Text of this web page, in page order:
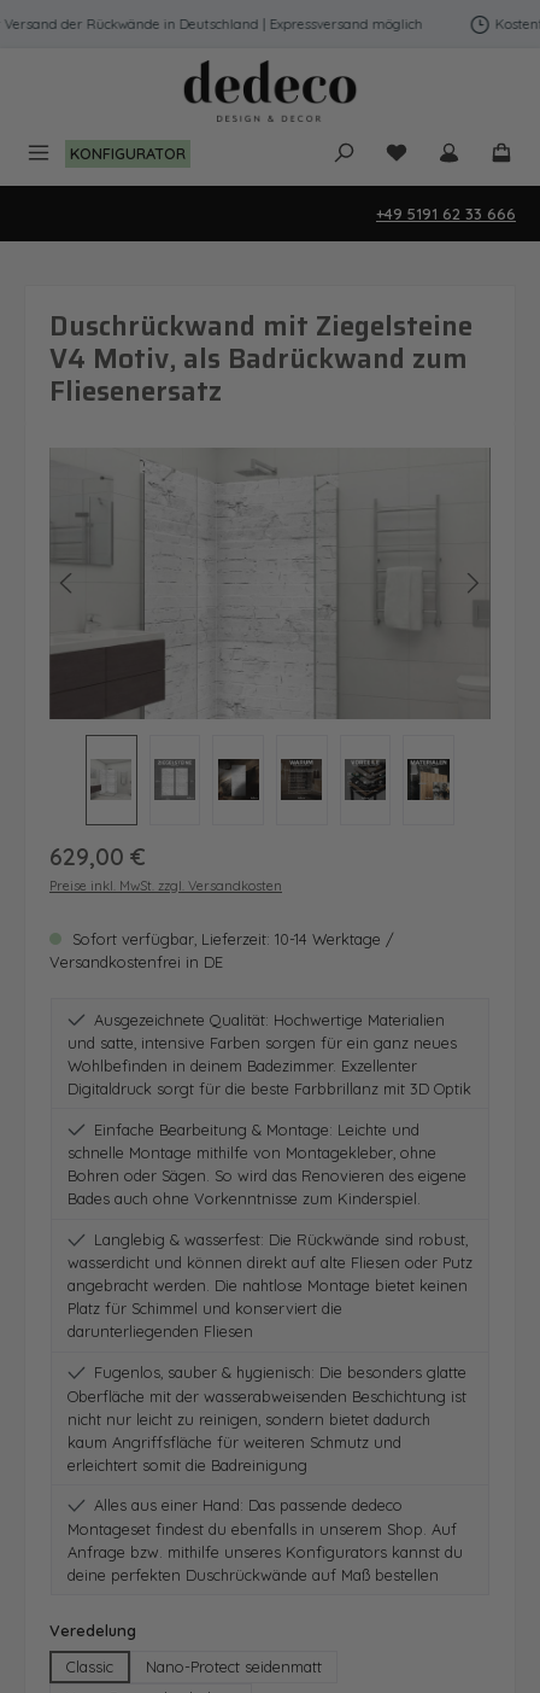
Zum Hauptinhalt springen
der Rückwände in Deutschland | Expressversand möglich
KONFIGURATOR Du hast 0
+49 5191 62 33 666
Duschrückwand mit Ziegelsteine
V4 Motiv, als Badrückwand zum
Fliesenersatz
Bildergalerie überspringen
Regulärer Preis:
629,00 €
Preise inkl. MwSt. zzgl. Versandkosten
Sofort verfügbar, Lieferzeit: 10-14 Werktage /
Versandkostenfrei in DE
Ausgezeichnete Qualität: Hochwertige Materialien
und satte, intensive Farben sorgen für ein ganz neues
Wohlbefinden in deinem Badezimmer. Exzellenter
Digitaldruck sorgt für die beste Farbbrillanz mit 3D Optik
Einfache Bearbeitung & Montage: Leichte und
schnelle Montage mithilfe von Montagekleber, ohne
Bohren oder Sägen. So wird das Renovieren des eigene
Bades auch ohne Vorkenntnisse zum Kinderspiel.
Langlebig & wasserfest: Die Rückwände sind robust,
wasserdicht und können direkt auf alte Fliesen oder Putz
angebracht werden. Die nahtlose Montage bietet keinen
Platz für Schimmel und konserviert die
darunterliegenden Fliesen
Fugenlos, sauber & hygienisch: Die besonders glatte
Oberfläche mit der wasserabweisenden Beschichtung ist
nicht nur leicht zu reinigen, sondern bietet dadurch
kaum Angriffsfläche für weiteren Schmutz und
erleichtert somit die Badreinigung
Alles aus einer Hand: Das passende dedeco
Montageset findest du ebenfalls in unserem Shop. Auf
Anfrage bzw. mithilfe unseres Konfigurators kannst du
deine perfekten Duschrückwände auf Maß bestellen
Veredelung
Classic
Nano-Protect seidenmatt